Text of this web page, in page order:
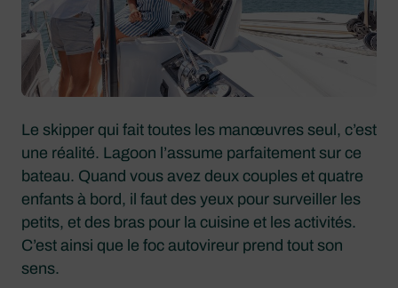
Le skipper qui fait toutes les manœuvres seul, c’est
une réalité. Lagoon l’assume parfaitement sur ce
bateau. Quand vous avez deux couples et quatre
enfants à bord, il faut des yeux pour surveiller les
petits, et des bras pour la cuisine et les activités.
C’est ainsi que le foc autovireur prend tout son
sens.